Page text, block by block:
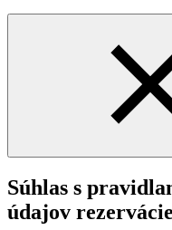
Súhlas s
údajov